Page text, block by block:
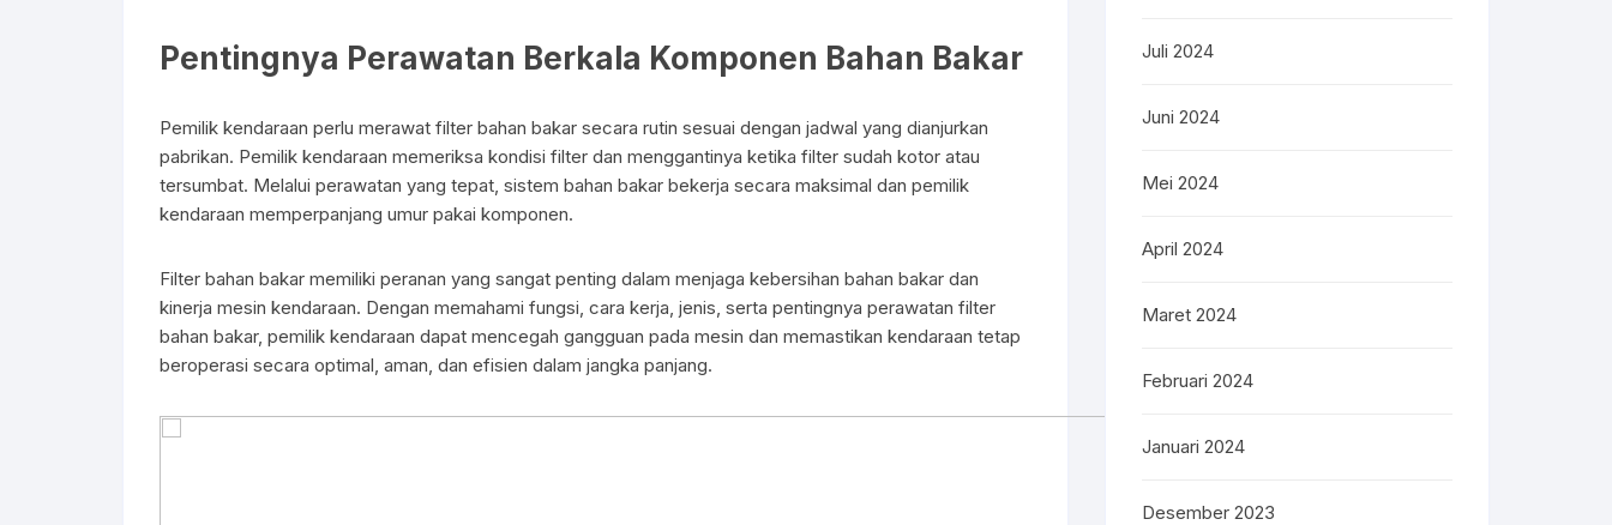
Pentingnya Perawatan Berkala Komponen Bahan Bakar
Pemilik kendaraan perlu merawat filter bahan bakar secara rutin sesuai dengan jadwal yang dianjurkan
pabrikan. Pemilik kendaraan memeriksa kondisi filter dan menggantinya ketika filter sudah kotor atau
tersumbat. Melalui perawatan yang tepat, sistem bahan bakar bekerja secara maksimal dan pemilik
kendaraan memperpanjang umur pakai komponen.
Filter bahan bakar memiliki peranan yang sangat penting dalam menjaga kebersihan bahan bakar dan
kinerja mesin kendaraan. Dengan memahami fungsi, cara kerja, jenis, serta pentingnya perawatan filter
bahan bakar, pemilik kendaraan dapat mencegah gangguan pada mesin dan memastikan kendaraan tetap
beroperasi secara optimal, aman, dan efisien dalam jangka panjang.
Juli 2024
Juni 2024
Mei 2024
April 2024
Maret 2024
Februari 2024
Januari 2024
Desember 2023